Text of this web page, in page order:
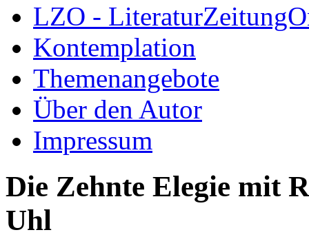
LZO -
Kontemplation
Themenangebote
Über den Autor
Impressum
Die Zehnte Elegie mit
Uhl